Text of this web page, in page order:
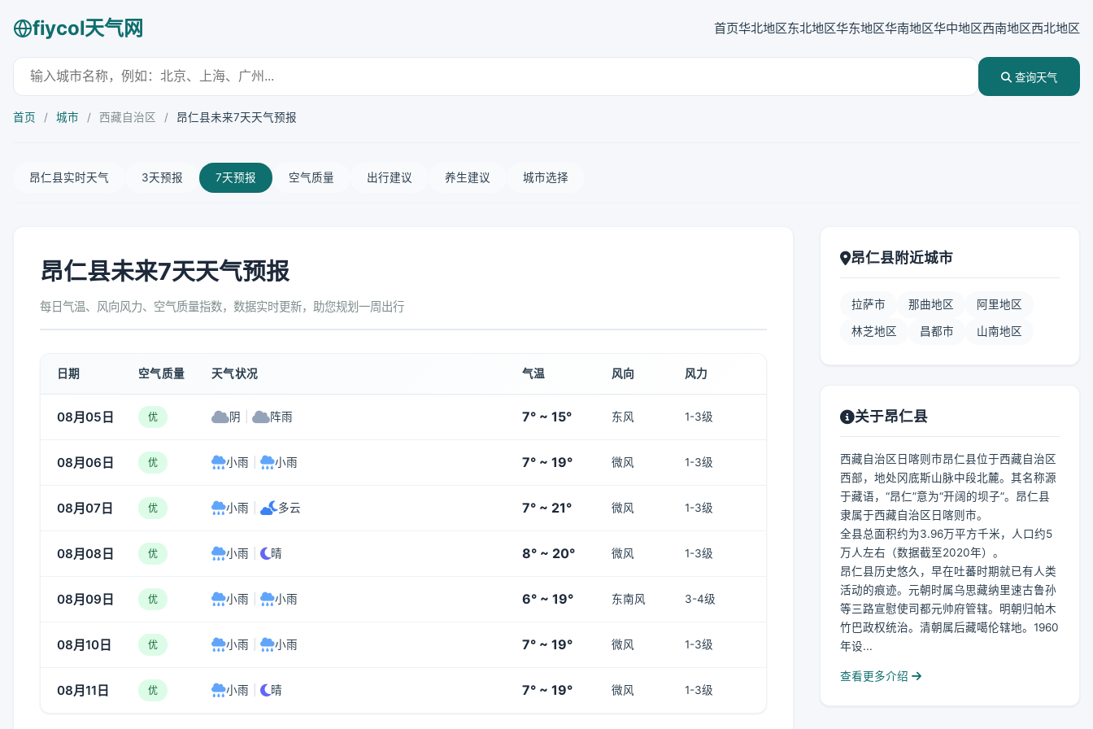
fiycol天气网 首页华北地区东北地区华东地区华南地区华中地区西南地区西北地区
查询天气
首页 / 城市 / 西藏自治区 / 昂仁县未来7天天气预报
昂仁县实时天气 3天预报 7天预报 空气质量 出行建议 养生建议 城市选择
昂仁县未来7天天气预报
每日气温、风向风力、空气质量指数，数据实时更新，助您规划一周出行
日期 空气质量 天气状况 气温 风向 风力
08月05日 优 阴 阵雨 7° ~ 15° 东风 1-3级
08月06日 优 小雨 小雨 7° ~ 19° 微风 1-3级
08月07日 优 小雨 多云 7° ~ 21° 微风 1-3级
08月08日 优 小雨 晴 8° ~ 20° 微风 1-3级
08月09日 优 小雨 小雨 6° ~ 19° 东南风 3-4级
08月10日 优 小雨 小雨 7° ~ 19° 微风 1-3级
08月11日 优 小雨 晴 7° ~ 19° 微风 1-3级
昂仁县附近城市
拉萨市 那曲地区 阿里地区
林芝地区 昌都市 山南地区
关于昂仁县
西藏自治区日喀则市昂仁县位于西藏自治区
西部，地处冈底斯山脉中段北麓。其名称源
于藏语，“昂仁”意为“开阔的坝子”。昂仁县
隶属于西藏自治区日喀则市。
全县总面积约为3.96万平方千米，人口约5
万人左右（数据截至2020年）。
昂仁县历史悠久，早在吐蕃时期就已有人类
活动的痕迹。元朝时属乌思藏纳里速古鲁孙
等三路宣慰使司都元帅府管辖。明朝归帕木
竹巴政权统治。清朝属后藏噶伦辖地。1960
年设...
查看更多介绍